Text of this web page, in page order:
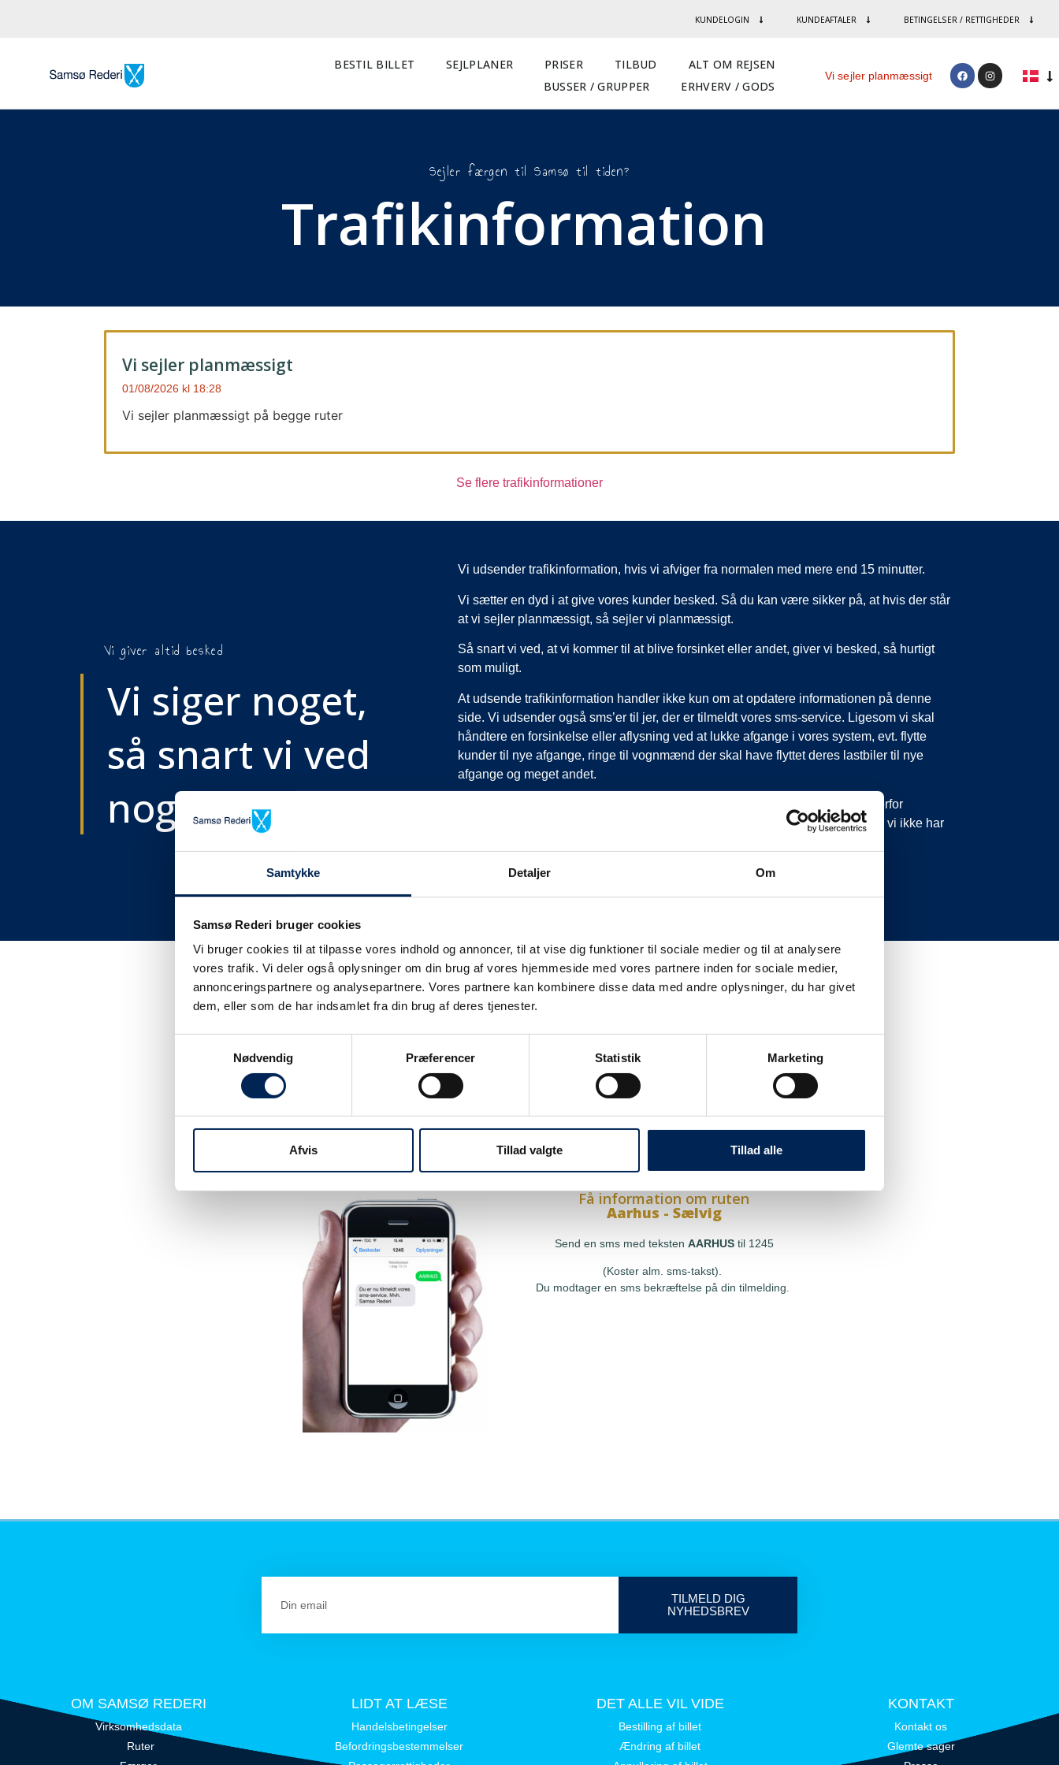
Samtykke Detaljer Om
Samsø Rederi bruger cookies
Vi bruger cookies til at tilpasse vores indhold og annoncer, til at vise dig funktioner til sociale medier og til at analysere
vores trafik. Vi deler også oplysninger om din brug af vores hjemmeside med vores partnere inden for sociale medier,
annonceringspartnere og analysepartnere. Vores partnere kan kombinere disse data med andre oplysninger, du har givet
dem, eller som de har indsamlet fra din brug af deres tjenester.
Nødvendig
Præferencer Statistik Marketing
Afvis Tillad valgte Tillad alle
KUNDELOGIN KUNDEAFTALER BETINGELSER / RETTIGHEDER
BESTIL BILLET SEJLPLANER PRISER TILBUD
ALT OM REJSEN
BUSSER / GRUPPER
ERHVERV / GODS
Vi sejler planmæssigt
Sejler færgen til Samsø til tiden?
Trafikinformation
Vi sejler planmæssigt
01/08/2026 18:28
Vi sejler planmæssigt på begge ruter
Se flere trafikinformationer
Vi giver altid besked
Vi siger noget,
så snart vi ved
noget..
Vi udsender trafikinformation, hvis vi afviger fra normalen med mere end 15 minutter.
Vi sætter en dyd i at give vores kunder besked. Så du kan være sikker på, at hvis der står
at vi sejler planmæssigt, så sejler vi planmæssigt.
Så snart vi ved, at vi kommer til at blive forsinket eller andet, giver vi besked, så hurtigt
som muligt.
At udsende trafikinformation handler ikke kun om at opdatere informationen på denne
side. Vi udsender også sms’er til jer, der er tilmeldt vores sms-service. Ligesom vi skal
håndtere en forsinkelse eller aflysning ved at lukke afgange i vores system, evt. flytte
kunder til nye afgange, ringe til vognmænd der skal have flyttet deres lastbiler til nye
afgange og meget andet.
Vi har derfor altid meget travlt, når vi oplever forsinkelser eller aflysninger. Derfor
opfordrer vi jer til at følge med her på siden og ikke ringe eller skrive til os, da vi ikke har
Vi takker for jeres forståelse.
Få trafikinformation
på sms
Tilmeld dig vores sms-service, så kan du
Få information om ruten
Hou - Sælvig
Du modtager en sms bekræftelse på din tilmelding.
Få information om ruten
Aarhus - Sælvig
Send en sms med teksten AARHUStil 1245
(Koster alm. sms-takst).
Du modtager en sms bekræftelse på din tilmelding.
TILMELD DIG
NYHEDSBREV
OM SAMSØ REDERI
Virksomhedsdata
Ruter
LIDT AT LÆSE
Handelsbetingelser
Befordringsbestemmelser
DET ALLE VIL VIDE
Bestilling af billet
Ændring af billet
KONTAKT
Kontakt os
Glemte sager